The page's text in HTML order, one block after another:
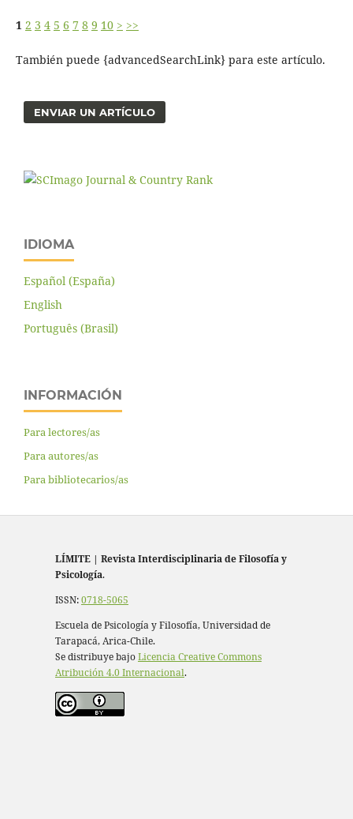
1 2 3 4 5 6 7 8 9 10 > >>
También puede {advancedSearchLink} para este artículo.
ENVIAR UN ARTÍCULO
IDIOMA
Español (España)
English
Português (Brasil)
INFORMACIÓN
Para lectores/as
Para autores/as
Para bibliotecarios/as
LÍMITE | Revista Interdisciplinaria de Filosofía y
Psicología.
ISSN:0718-5065
Escuela de Psicología y Filosofía, Universidad de
Tarapacá, Arica-Chile.
Se distribuye bajoLicencia Creative Commons
Atribución 4.0 Internacional.